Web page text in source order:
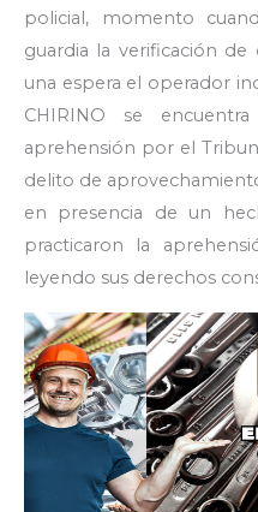
policial, momento
guardia la verificación de
una espera el operador
CHIRINO se
aprehensión por el
delito de
en presencia de un
practicaron la
leyendo sus derechos